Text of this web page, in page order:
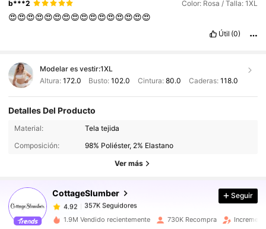
b***2 Color: Rosa / Talla: 1XL
😍😍😍😍😍😍😍😍😍😍😍😍😍😍😍😍
Útil (0)
Modelar es vestir:1XL
Altura: 172.0 Busto:102.0 Cintura: 80.0 Caderas: 118.0
Detalles Del Producto
Material:
Tela tejida
Composición:
98% Poliéster, 2% Elastano
Ver más
CottageSlumber
357K Seguidores
357K Seguidores
4.92
357K Seguidores
a***o
seguidoHace 1 horas
4.92
357K Seguidores
Seguir
1.9M Vendido recientemente 730K Recompra